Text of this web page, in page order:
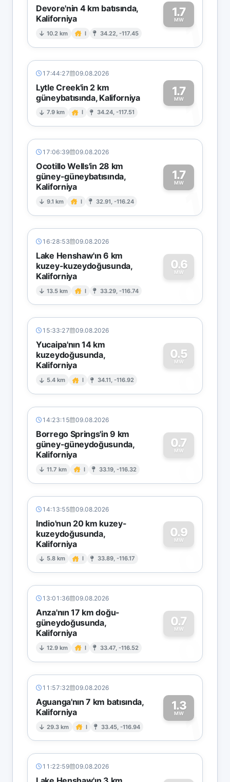
Devore'nin 4 km batısında,
Kaliforniya
10.2 km I 34.22, -117.45
1.7
MW1
17:44:27 09.08.2026
Lytle Creek'in 2 km
güneybatısında, Kaliforniya
7.9 km I 34.24, -117.51
1.7
MW1
17:06:39 09.08.2026
Ocotillo Wells'in 28 km
güney-güneybatısında,
Kaliforniya
9.1 km I 32.91, -116.24
1.7
MW
1
16:28:53 09.08.2026
Lake Henshaw'ın 6 km
kuzey-kuzeydoğusunda,
Kaliforniya
13.5 km I 33.29, -116.74
0.6
MW
0
15:33:27 09.08.2026
Yucaipa'nın 14 km
kuzeydoğusunda,
Kaliforniya
5.4 km I 34.11, -116.92
0.5
MW
0
14:23:15 09.08.2026
Borrego Springs'in 9 km
güney-güneydoğusunda,
Kaliforniya
11.7 km I 33.19, -116.32
0.7
MW
0
14:13:55 09.08.2026
Indio'nun 20 km kuzey-
kuzeydoğusunda,
Kaliforniya
5.8 km I 33.89, -116.17
0.9
MW
0
13:01:36 09.08.2026
Anza'nın 17 km doğu-
güneydoğusunda,
Kaliforniya
12.9 km I 33.47, -116.52
0.7
MW
0
11:57:32 09.08.2026
Aguanga'nın 7 km batısında,
Kaliforniya
29.3 km I 33.45, -116.94
1.3
MW1
11:22:59 09.08.2026